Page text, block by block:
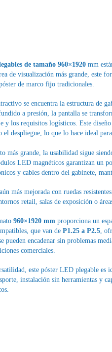
de tamaño 960×1920 mm
de visualización más grande, este
de marco fijo tradicionales.
se encuentra la estructura de
a presión, la pantalla se
y los requisitos logísticos. Este
despliegue, lo que lo hace ideal
más grande, la usabilidad sigue
LED magnéticos garantizan un
y cables dentro del gabinete,
más mejorada con ruedas
retail, salas de exposición o
960×1920 mm proporciona un
que van de P1.25 a P2.5,
pueden encadenar sin problemas
comerciales.
este póster LED plegable es
instalación sin herramientas y